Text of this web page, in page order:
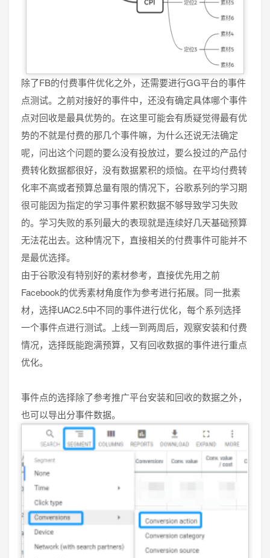
除了FB的付费事件优化之外，还需要进行GG平台的事件
点测试。之前对接好的事件中，还没有确定具体哪个事件
点对回收是最具优势的。在这里可能会有质疑觉得最有优
势的不就是付费的那几个事件嘛，为什么还说无法确定
呢，问出这个问题的要么没有投放过，要么投过的产品付
费转化数据都很好，没有数据累积的烦恼。在平均付费转
化率不高或者预算总量有限的情况下，谷歌系列的学习期
很可能因为指定的学习事件累积数据不够导致学习失败
的。学习失败的系列最大的表现就是连续好几天基础预算
无法花出去。这种情况下，直接相关的付费事件可能并不
是最优选择。
由于谷歌没有特别好的素材参考，直接优先用之前
Facebook的优秀素材角度作为参考进行拓展。同一批素
材，选择UAC2.5中不同的事件进行优化，每个系列选择
一个事件点进行测试。上线一到两周后，观察安装和付费
情况，选择既能跑满预算，又有回收数据的事件进行重点
优化。
事件点的选择除了参考推广平台安装和回收的数据之外，
也可以导出分事件数据。